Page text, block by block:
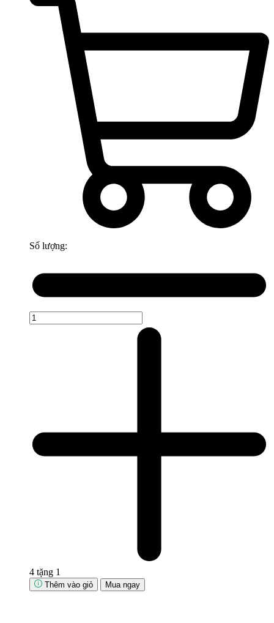
Số lượng:
4 tặng 1
Thêm vào giỏ Mua ngay